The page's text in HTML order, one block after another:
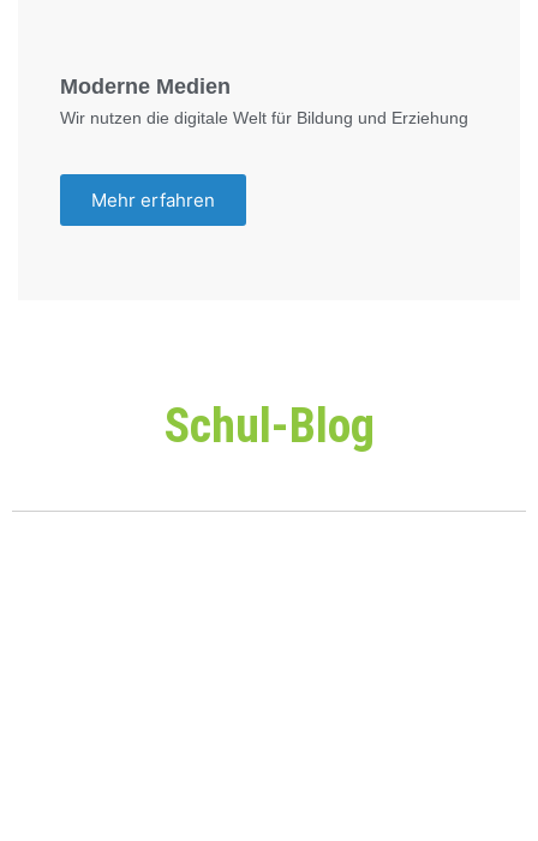
Moderne Medien
Wir nutzen die digitale Welt für Bildung und Erziehung
Mehr erfahren
Schul-Blog